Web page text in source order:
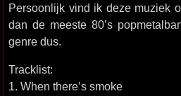
Persoonlijk vind ik deze muziek
dan de meeste 80’s
genre dus.
Tracklist:
1. When there’s smoke